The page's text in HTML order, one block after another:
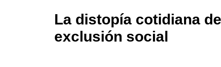
La distopía cotidiana
exclusión social